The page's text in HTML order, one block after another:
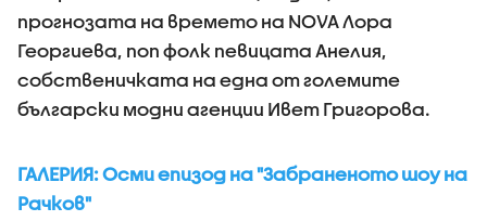
прогнозата на времето на NOVA Лора
Георгиева, поп фолк певицата Анелия,
собственичката на една от големите
български модни агенции Ивет Григорова.
ГАЛЕРИЯ: Осми епизод на "Забраненото шоу на
Рачков"